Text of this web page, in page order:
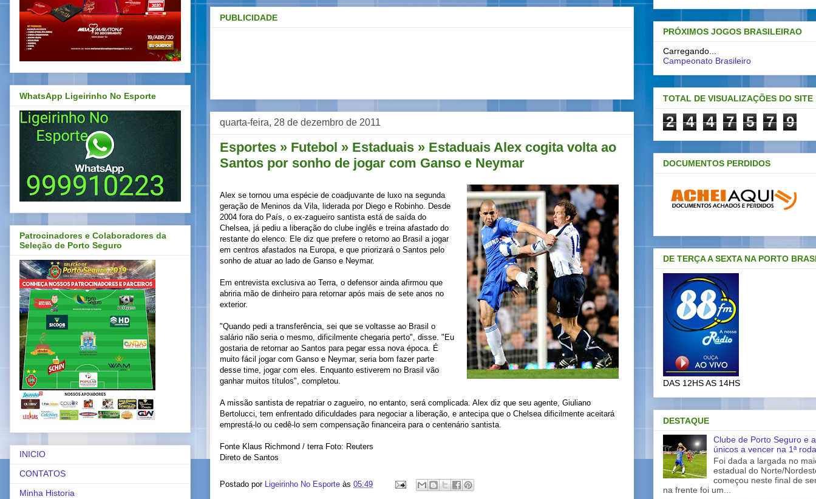
PUBLICIDADE
quarta-feira, 28 de dezembro de 2011
Esportes » Futebol » Estaduais » Estaduais Alex cogita volta ao
Santos por sonho de jogar com Ganso e Neymar
Alex se tornou uma espécie de coadjuvante de luxo na segunda
geração de Meninos da Vila, liderada por Diego e Robinho. Desde
2004 fora do País, o ex-zagueiro santista está de saída do
Chelsea, já pediu a liberação do clube inglês e treina afastado do
restante do elenco. Ele diz que prefere o retorno ao Brasil a jogar
em centros afastados na Europa, e que priorizará o Santos pelo
sonho de atuar ao lado de Ganso e Neymar.
Em entrevista exclusiva ao Terra, o defensor ainda afirmou que
abriria mão de dinheiro para retornar após mais de sete anos no
exterior.
"Quando pedi a transferência, sei que se voltasse ao Brasil o
salário não seria o mesmo, dificilmente chegaria perto", disse. "Eu
gostaria de retornar ao Santos para pegar essa nova época. É
muito fácil jogar com Ganso e Neymar, seria bom fazer parte
desse time, jogar com eles. Enquanto estiverem no Brasil vão
ganhar muitos títulos", completou.
A missão santista de repatriar o zagueiro, no entanto, será complicada. Alex diz que seu agente, Giuliano
Bertolucci, tem enfrentado dificuldades para negociar a liberação, e antecipa que o Chelsea dificilmente aceitará
emprestá-lo ou cedê-lo sem compensação financeira para o centenário santista.
Fonte Klaus Richmond / terra Foto: Reuters
Direto de Santos
Postado por Ligeirinho No Esporte às 05:49
WhatsApp Ligeirinho No Esporte
Patrocinadores e Colaboradores da
Seleção de Porto Seguro
INICIO
CONTATOS
Minha Historia
PRÓXIMOS JOGOS BRASILEIRAO
Carregando...
Campeonato Brasileiro
TOTAL DE VISUALIZAÇÕES DO SITE
2 4 4 7 5 7 9
DOCUMENTOS PERDIDOS
DE TERÇA A SEXTA NA PORTO
DAS 12HS AS 14HS
DESTAQUE
Clube de Porto Seguro e
únicos a vencer na 1ª
Foi dada a largada no
estadual do Norte/
começou neste final de
na frente foi um...